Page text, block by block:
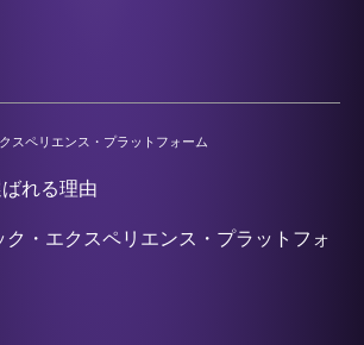
スペリエンス・プラットフォーム
れる理由
・エクスペリエンス・プラットフォ